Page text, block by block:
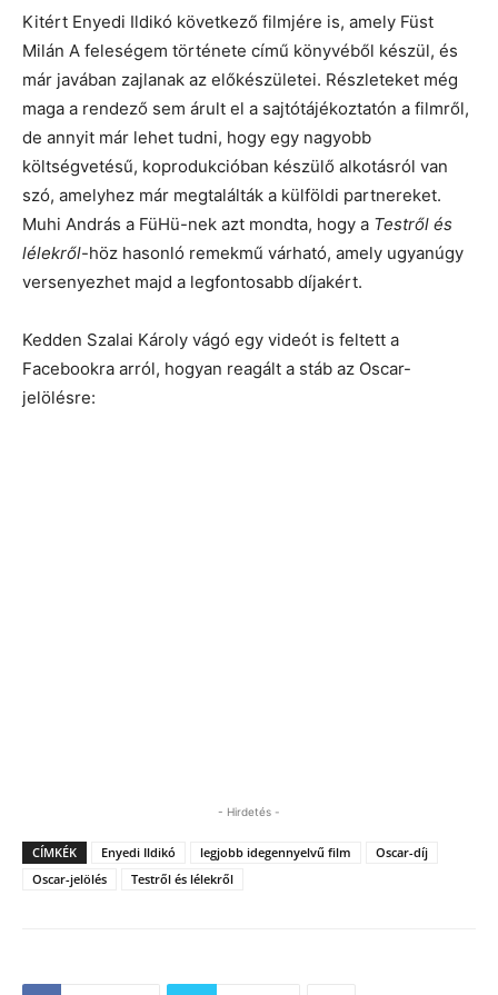
Kitért Enyedi Ildikó következő filmjére is, amely Füst
Milán A feleségem története című könyvéből készül, és
már javában zajlanak az előkészületei. Részleteket még
maga a rendező sem árult el a sajtótájékoztatón a filmről,
de annyit már lehet tudni, hogy egy nagyobb
költségvetésű, koprodukcióban készülő alkotásról van
szó, amelyhez már megtalálták a külföldi partnereket.
Muhi András a FüHü-nek azt mondta, hogy a Testről és
lélekről-höz hasonló remekmű várható, amely ugyanúgy
versenyezhet majd a legfontosabb díjakért.
Kedden Szalai Károly vágó egy videót is feltett a
Facebookra arról, hogyan reagált a stáb az Oscar-
jelölésre:
- Hirdetés -
CÍMKÉK Enyedi Ildikó legjobb idegennyelvű film
Oscar-díj
Oscar-jelölés
Testről és lélekről